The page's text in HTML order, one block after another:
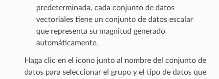
predeterminada, cada conjunto de datos
vectoriales tiene un conjunto de datos escalar
que representa su magnitud generado
automáticamente.
Haga clic en el icono junto al nombre del conjunto de
datos para seleccionar el grupo y el tipo de datos que